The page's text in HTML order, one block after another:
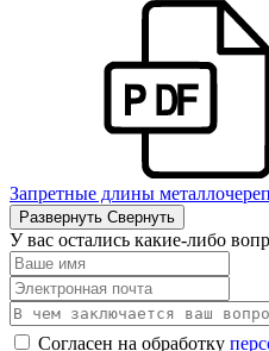
Запретные длины
Развернуть Свернуть
У вас остались какие-либо
Согласен на обработку